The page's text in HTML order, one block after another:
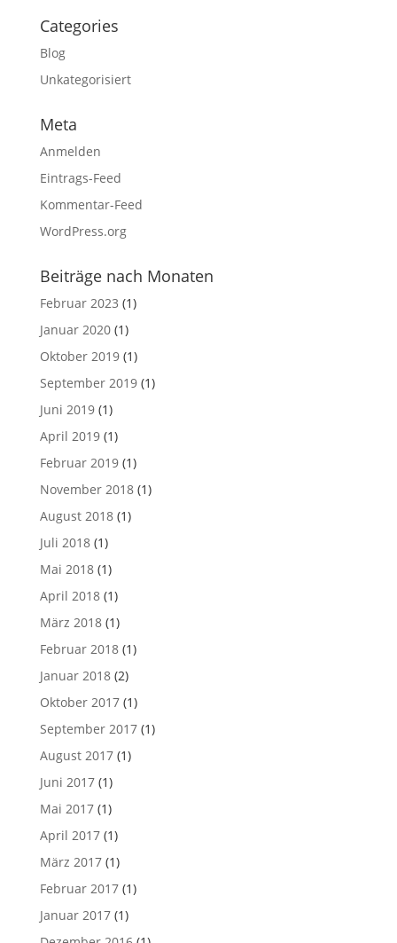
Categories
Blog
Unkategorisiert
Meta
Anmelden
Eintrags-Feed
Kommentar-Feed
WordPress.org
Beiträge nach Monaten
Februar 2023 (1)
Januar 2020(1)
Oktober 2019(1)
September 2019(1)
Juni 2019(1)
April 2019(1)
Februar 2019(1)
November 2018(1)
August 2018(1)
Juli 2018(1)
Mai 2018(1)
April 2018(1)
März 2018(1)
Februar 2018(1)
Januar 2018(2)
Oktober 2017(1)
September 2017(1)
August 2017(1)
Juni 2017(1)
Mai 2017(1)
April 2017(1)
März 2017(1)
Februar 2017(1)
Januar 2017(1)